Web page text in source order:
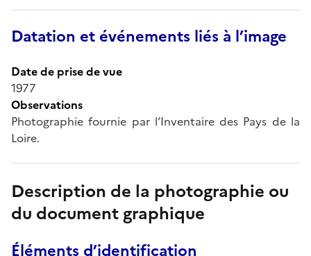
Datation et événements liés à l’image
Date de prise de vue
1977
Observations
Photographie fournie par l’Inventaire des Pays de la
Loire.
Description de la photographie ou
du document graphique
Éléments d’identification